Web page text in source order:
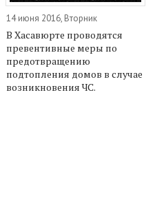
14 июня 2016, Вторник
В Хасавюрте проводятся
превентивные меры по
предотвращению
подтопления домов в случае
возникновения ЧС.